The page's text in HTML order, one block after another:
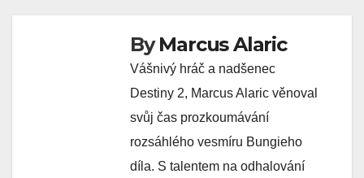
ByMarcus Alaric
Vášnivý hráč a nadšenec
Destiny 2, Marcus Alaric věnoval
svůj čas prozkoumávání
rozsáhlého vesmíru Bungieho
díla. S talentem na odhalování